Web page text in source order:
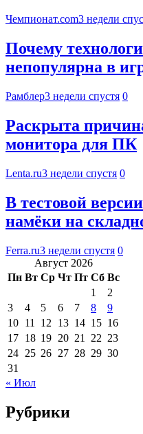
Чемпионат.com3 недели
Почему
непопулярна в
Рамблер3 недели спустя 0
Раскрыта
монитора для ПК
Lenta.ru3 недели спустя 0
В тестовой
намёки на
Ferra.ru3 недели спустя 0
Август 2026
Пн Вт Ср Чт Пт Сб Вс
1
2
3
4 5 6 7 8
9
10 11 12 13 14 15 16
17 18 19 20 21 22 23
24 25 26 27 28 29 30
31
« Июл
Рубрики